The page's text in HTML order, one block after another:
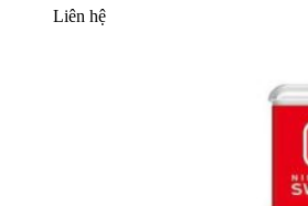
Liên hệ